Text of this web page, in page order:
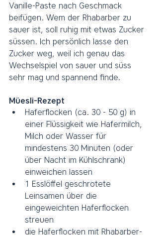
Vanille-Paste nach Geschmack
beifügen. Wem der Rhabarber zu
sauer ist, soll ruhig mit etwas Zucker
süssen. Ich persönlich lasse den
Zucker weg, weil ich genau das
Wechselspiel von sauer und süss
sehr mag und spannend finde.
Müesli-Rezept
Haferflocken (ca. 30 - 50 g) in
einer Flüssigkeit wie Hafermilch,
Milch oder Wasser für
mindestens 30 Minuten (oder
über Nacht im Kühlschrank)
einweichen lassen
1 Esslöffel geschrotete
Leinsamen über die
eingeweichten Haferflocken
streuen
die Haferflocken mit Rhabarber-